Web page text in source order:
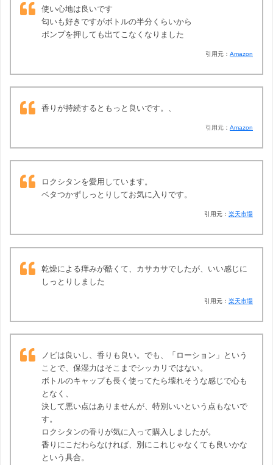
使い心地は良いです
匂いも好きですがボトルの半分くらいから
ポンプを押しても出てこなくなりました
引用元： Amazon
香りが持続するともっと良いです。、
引用元： Amazon
ロクシタンを愛用しています。
ベタつかずしっとりしてお気に入りです。
引用元： 楽天市場
乾燥による痒みが酷くて、カサカサでしたが、いい感じに
しっとりしました
引用元： 楽天市場
ノビは良いし、香りも良い。でも、「ローション」という
ことで、保湿力はそこまでシッカリではない。
ボトルのキャップも長く使ってたら壊れそうな感じで心も
となく、
決して悪い点はありませんが、特別いいという点もないで
す。
ロクシタンの香りが気に入って購入しましたが。
香りにこだわらなければ、別にこれじゃなくても良いかな
という具合。